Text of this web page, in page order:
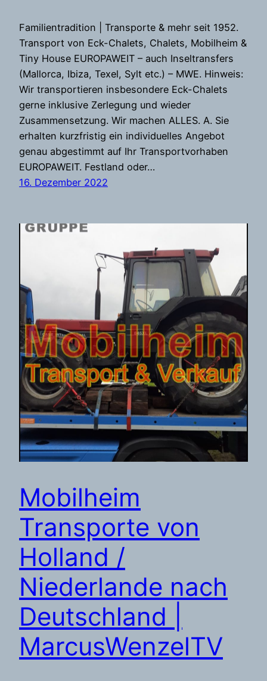
Familientradition | Transporte & mehr seit 1952.
Transport von Eck-Chalets, Chalets, Mobilheim &
Tiny House EUROPAWEIT – auch Inseltransfers
(Mallorca, Ibiza, Texel, Sylt etc.) – MWE. Hinweis:
Wir transportieren insbesondere Eck-Chalets
gerne inklusive Zerlegung und wieder
Zusammensetzung. Wir machen ALLES. A. Sie
erhalten kurzfristig ein individuelles Angebot
genau abgestimmt auf Ihr Transportvorhaben
EUROPAWEIT. Festland oder…
16. Dezember 2022
Mobilheim
Transporte von
Holland /
Niederlande nach
Deutschland |
MarcusWenzelTV